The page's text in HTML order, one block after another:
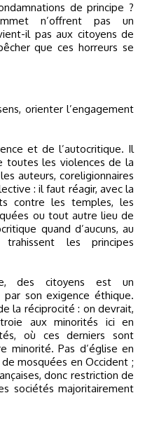
de principe ?
n’offrent pas un
il pas aux citoyens de
que ces horreurs se
et de l’autocritique. Il
toutes les violences de la
auteurs, coreligionnaires
: il faut réagir, avec la
contre les temples, les
ou tout autre lieu de
quand d’aucuns, au
les principes
des citoyens est un
son exigence éthique.
la réciprocité : on devrait,
aux minorités ici en
où ces derniers sont
minorité. Pas d’église en
mosquées en Occident ;
donc restriction de
sociétés majoritairement